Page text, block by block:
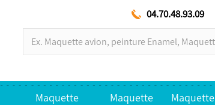
04.70.48.93.09
Maquette Maquette Maquette